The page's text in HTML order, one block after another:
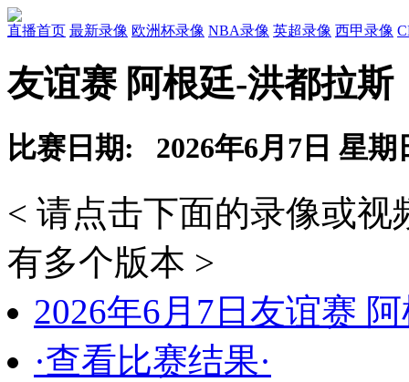
直播首页 最新录像 欧洲杯录像 NBA录像 英超录像 西甲录像
友谊赛 阿根廷-洪都拉斯
比赛日期: 2026年6月7日 星期
< 请点击下面的录像或
有多个版本 >
2026年6月7日友谊赛
·查看比赛结果·